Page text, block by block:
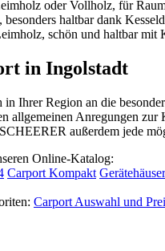
in Ingolstadt
in Ihrer Region an die
allgemeinen Anregungen
außerdem jede
Online-Katalog:
Carport Kompakt Gerätehäuser
Carport Auswahl und